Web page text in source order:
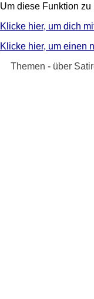
Um diese Funktion
Klicke hier, um dich
Klicke hier, um einen
Themen - über